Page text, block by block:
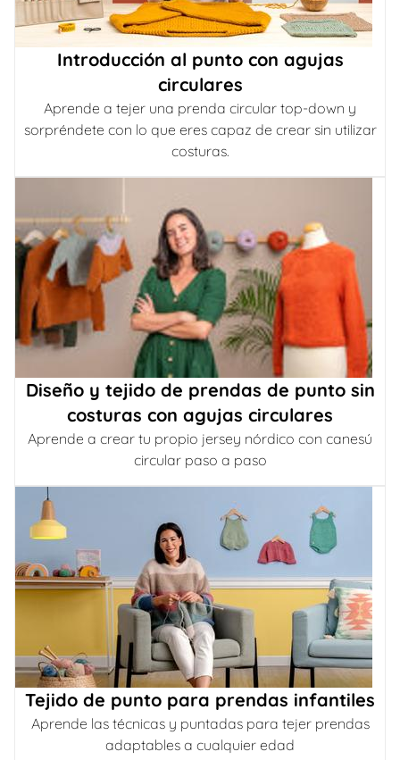
Introducción al punto con agujas
circulares
Aprende a tejer una prenda circular top-down y
sorpréndete con lo que eres capaz de crear sin utilizar
costuras.
Diseño y tejido de prendas de punto sin
costuras con agujas circulares
Aprende a crear tu propio jersey nórdico con canesú
circular paso a paso
Tejido de punto para prendas infantiles
Aprende las técnicas y puntadas para tejer prendas
adaptables a cualquier edad